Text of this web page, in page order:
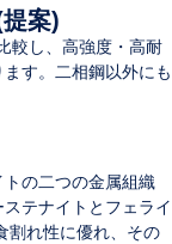
案)
較し、高強度・高耐
す。二相鋼以外にも
の二つの金属組織
テナイトとフェライ
割れ性に優れ、その